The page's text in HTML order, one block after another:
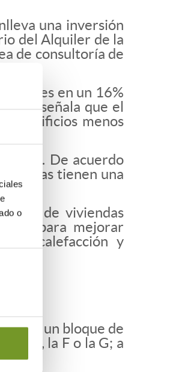
o
una inversión
del Alquiler de la
de consultoría de
en un 16%
señala que el
edificios menos
De acuerdo
tienen una
de viviendas
para mejorar
de calefacción y
que un bloque de
la E, la F o la G; a